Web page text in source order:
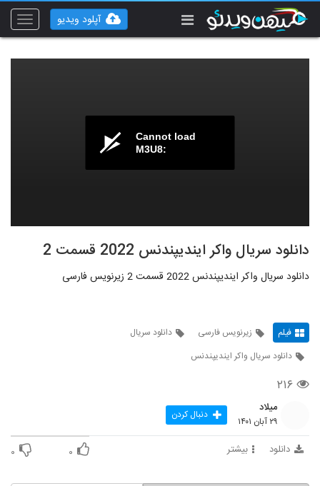
Toggle
آپلود ویدیو
Cannot load
M3U8:
دانلود سریال واکر ایندیپندنس 2022 قسمت 2
دانلود سریال واکر ایندیپندنس 2022 قسمت 2 زیرنویس فارسی
فیلم زیرنویس فارسی
دانلود سریال
دانلود سریال واکر ایندیپندنس
۲۱۶
میلاد
۲۹ آبان ۱۴۰۱ دنبال کردن
دانلود بیشتر ۰ ۰